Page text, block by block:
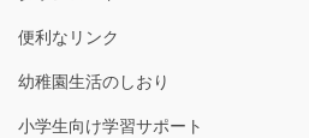
便利なリンク
幼稚園生活のしおり
小学生向け学習サポート